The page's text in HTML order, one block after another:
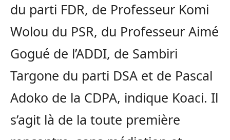
du parti FDR, de Professeur Komi
Wolou du PSR, du Professeur Aimé
Gogué de l’ADDI, de Sambiri
Targone du parti DSA et de Pascal
Adoko de la CDPA, indique Koaci. Il
s’agit là de la toute première